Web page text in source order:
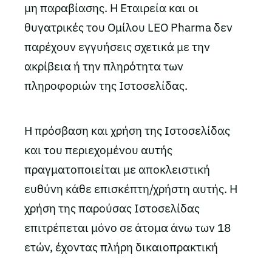
μη παραβίασης. Η Εταιρεία και οι
θυγατρικές του Ομίλου LEO Pharma δεν
παρέχουν εγγυήσεις σχετικά με την
ακρίβεια ή την πληρότητα των
πληροφοριών της Ιστοσελίδας.
Η πρόσβαση και χρήση της Ιστοσελίδας
και του περιεχομένου αυτής
πραγματοποιείται με αποκλειστική
ευθύνη κάθε επισκέπτη/χρήστη αυτής. Η
χρήση της παρούσας Ιστοσελίδας
επιτρέπεται μόνο σε άτομα άνω των 18
ετών, έχοντας πλήρη δικαιοπρακτική